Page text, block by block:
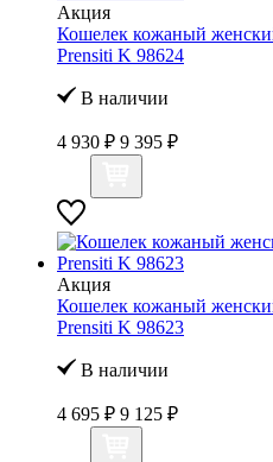
Акция
Кошелек кожаный
Prensiti K 98624
В наличии
4 930 ₽ 9 395 ₽
Акция
Кошелек кожаный
Prensiti K 98623
В наличии
4 695 ₽ 9 125 ₽